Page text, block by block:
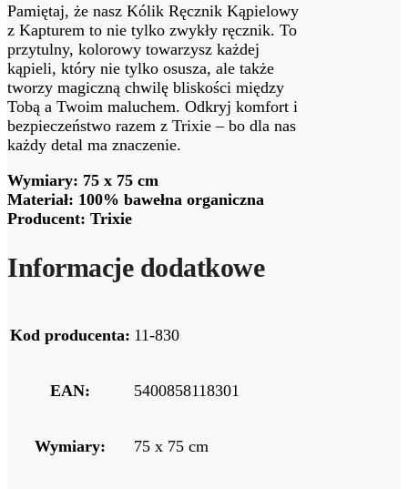
Pamiętaj, że nasz Kólik Ręcznik Kąpielowy
z Kapturem to nie tylko zwykły ręcznik. To
przytulny, kolorowy towarzysz każdej
kąpieli, który nie tylko osusza, ale także
tworzy magiczną chwilę bliskości między
Tobą a Twoim maluchem. Odkryj komfort i
bezpieczeństwo razem z Trixie – bo dla nas
każdy detal ma znaczenie.
Wymiary: 75 x 75 cm
Materiał: 100% bawełna organiczna
Producent: Trixie
Informacje dodatkowe
Kod producenta: 11-830
EAN: 5400858118301
Wymiary: 75 x 75 cm